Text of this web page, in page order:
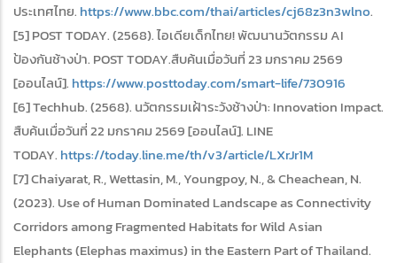
ประเทศไทย. https://www.bbc.com/thai/articles/cj68z3n3wlno.
[5] POST TODAY. (2568). ไอเดียเด็กไทย! พัฒนานวัตกรรม AI
ป้องกันช้างป่า. POST TODAY.สืบค้นเมื่อวันที่ 23 มกราคม 2569
[ออนไลน์]. https://www.posttoday.com/smart-life/730916
[6] Techhub. (2568). นวัตกรรมเฝ้าระวังช้างป่า: Innovation Impact.
สืบค้นเมื่อวันที่ 22 มกราคม 2569 [ออนไลน์]. LINE
TODAY. https://today.line.me/th/v3/article/LXrJr1M
[7] Chaiyarat, R., Wettasin, M., Youngpoy, N., & Cheachean, N.
(2023). Use of Human Dominated Landscape as Connectivity
Corridors among Fragmented Habitats for Wild Asian
Elephants (Elephas maximus) in the Eastern Part of Thailand.